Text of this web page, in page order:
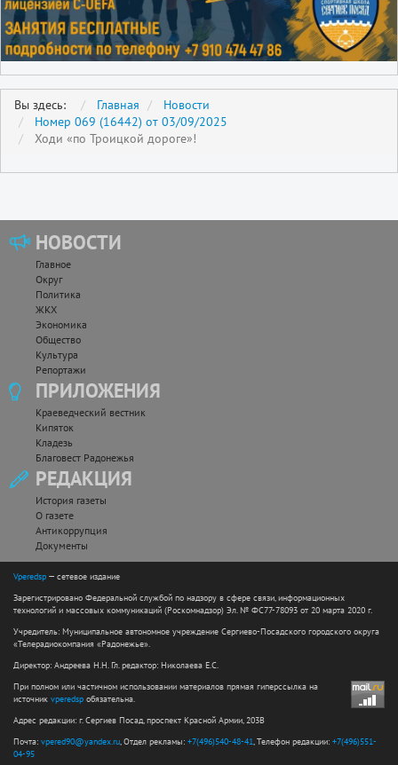
Вы здесь: Главная
Новости
Номер 069 (16442) от 03/09/2025
Ходи «по Троицкой дороге»!
НОВОСТИ
Главное
Округ
Политика
ЖКХ
Экономика
Общество
Культура
Репортажи
ПРИЛОЖЕНИЯ
Краеведческий вестник
Кипяток
Кладезь
Благовест Радонежья
РЕДАКЦИЯ
История газеты
О газете
Антикоррупция
Документы
Vperedsp — сетевое издание
Зарегистрировано Федеральной службой по надзору в сфере связи, информационных
технологий и массовых коммуникаций (Роскомнадзор) Эл. № ФС77-78093 от 20 марта 2020 г.
Учредитель: Муниципальное автономное учреждение Сергиево-Посадского городского округа
«Телерадиокомпания «Радонежье».
Директор: Андреева Н.Н. Гл. редактор: Николаева Е.С.
При полном или частичном использовании материалов прямая гиперссылка на
источник vperedsp обязательна.
Адрес редакции: г. Сергиев Посад, проспект Красной Армии, 203В
Почта: vpered90@yandex.ru, Отдел рекламы: +7(496)540-48-41, Телефон редакции: +7(496)551-
04-95